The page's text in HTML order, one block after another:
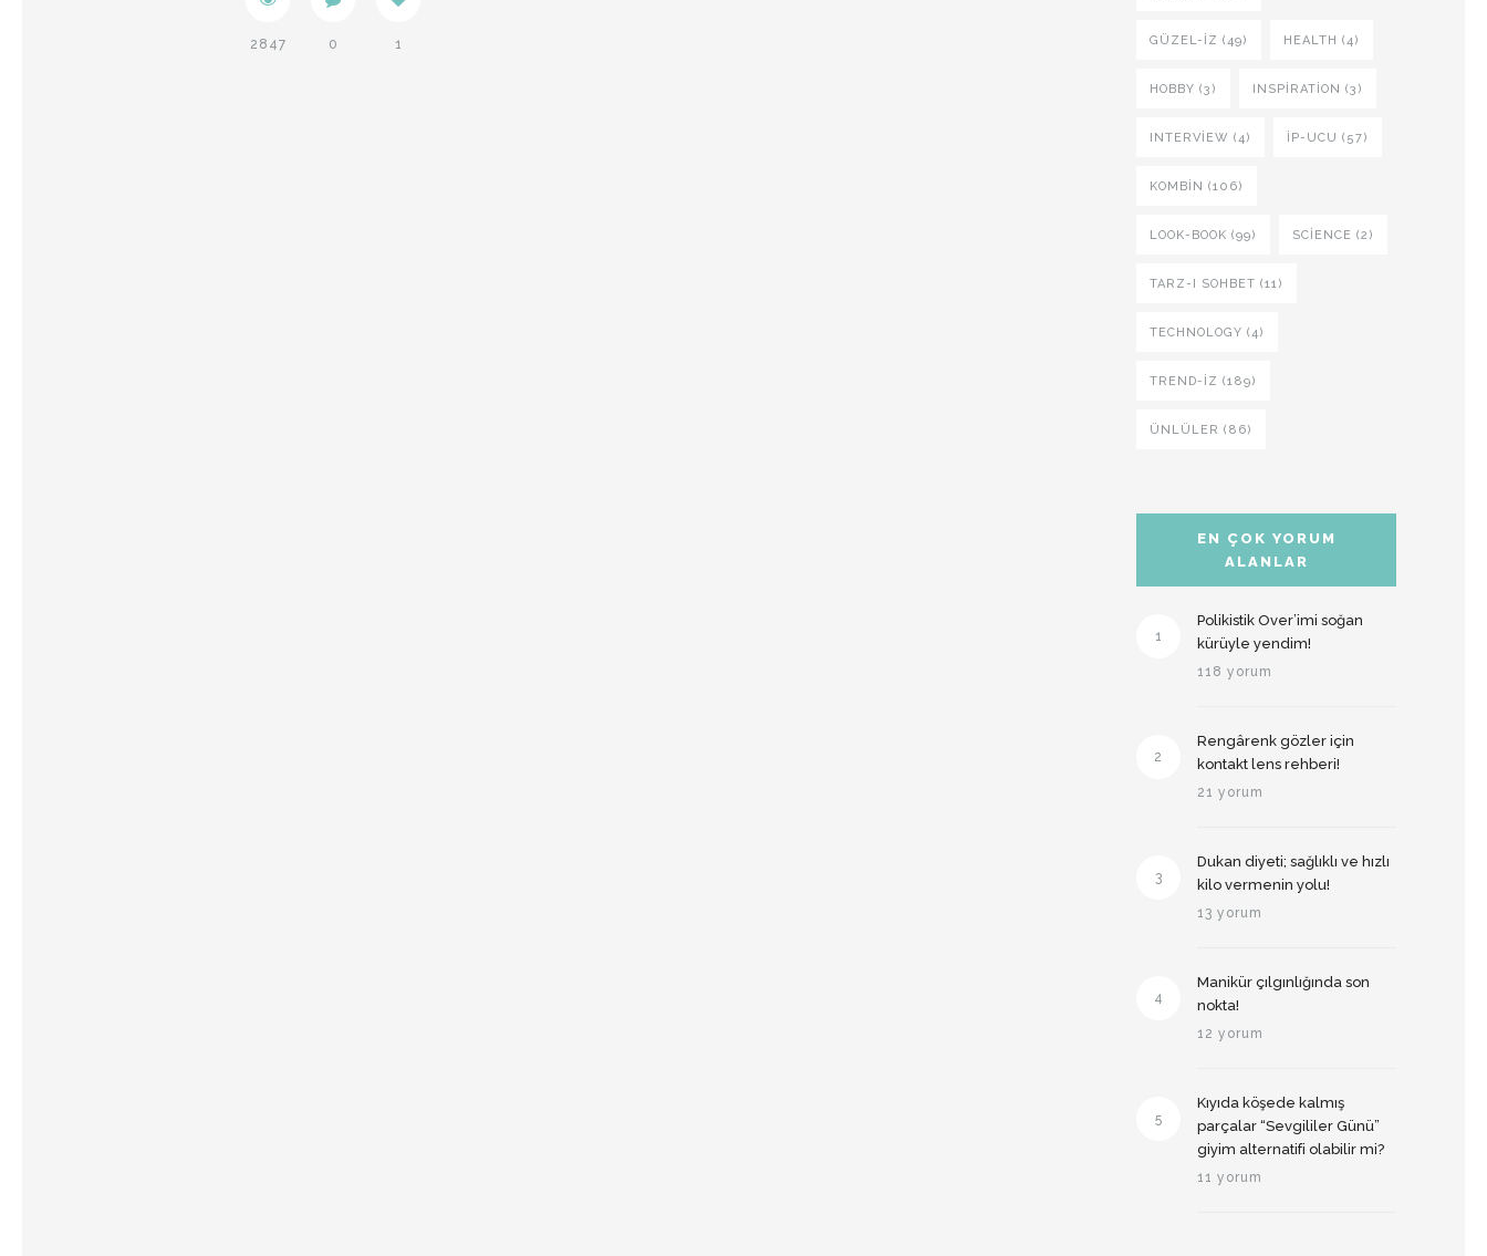
2847 0 1 GÜZEL-IZ (49) HEALTH (4)
HOBBY (3) INSPIRATION (3)
INTERVIEW (4) İP-UCU (57)
KOMBIN (106)
LOOK-BOOK (99) SCIENCE (2)
TARZ-I SOHBET (11)
TECHNOLOGY (4)
TREND-IZ (189)
ÜNLÜLER (86)
EN ÇOK YORUM
ALANLAR
1
Polikistik Over’imi soğan
kürüyle yendim!
118 yorum
2
Rengârenk gözler için
kontakt lens rehberi!
21 yorum
3
Dukan diyeti; sağlıklı ve hızlı
kilo vermenin yolu!
13 yorum
4
Manikür çılgınlığında son
nokta!
12 yorum
5
Kıyıda köşede kalmış
parçalar “Sevgililer Günü”
giyim alternatifi olabilir mi?
11 yorum